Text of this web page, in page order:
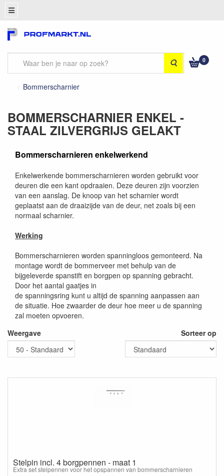
Zoeken 0
Bommerscharnier
BOMMERSCHARNIER ENKEL -
STAAL ZILVERGRIJS GELAKT
Bommerscharnieren enkelwerkend
Enkelwerkende bommerscharnieren worden gebruikt voor
deuren die een kant opdraaien. Deze deuren zijn voorzien
van een aanslag. De knoop van het scharnier wordt
geplaatst aan de draaizijde van de deur, net zoals bij een
normaal scharnier.
Werking
Bommerscharnieren worden spanningloos gemonteerd. Na
montage wordt de bommerveer met behulp van de
bijgeleverde spanstift en borgpen op spanning gebracht.
Door het aantal gaatjes in
de spanningsring kunt u altijd de spanning aanpassen aan
de situatie. Hoe zwaarder de deur hoe meer u de spanning
zal moeten opvoeren.
Weergave
Sorteer op
Stelpin incl. 4 borgpennen - maat 1
Extra set stelpennen voor het opspannen van bommerscharnieren